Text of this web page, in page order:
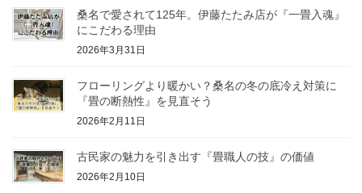
桑名で愛されて125年。伊藤たたみ店が『一畳入魂』
にこだわる理由
2026年3月31日
フローリングより暖かい？桑名の冬の底冷え対策に
『畳の断熱性』を見直そう
2026年2月11日
古民家の魅力を引き出す『畳職人の技』の価値
2026年2月10日